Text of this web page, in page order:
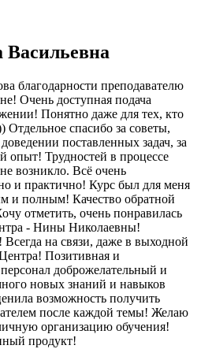
Васильевна
благодарности преподавателю
Очень доступная подача
Понятно даже для тех, кто
спасибо за советы,
поставленных задач, за
опыт! Трудностей в процессе
возникло. Всё очень
и практично! Курс был для меня
и полным! Качество обратной
отметить, очень понравилась
- Нины Николаевны!
на связи, даже в выходной
Позитивная и
доброжелательный и
новых знаний и навыков
возможность получить
после каждой темы! Желаю
организацию обучения!
продукт!